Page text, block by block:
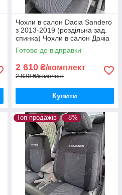
Чохли в салон Dacia Sandero
з 2013-2019 (роздільна зад.
спинка) Чохли в салон Дачіа
Сандеро після 2013 / авто
чохли Dacia Sandero
Готово до відправки
2 610 ₴/комплект
2 830 ₴/комплект
Купити
Топ продажів –8%